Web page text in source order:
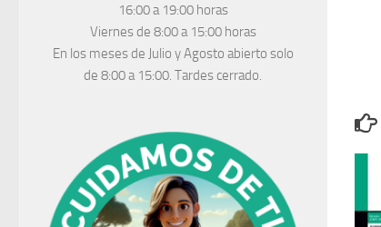
16:00 a 19:00 horas
Viernes de 8:00 a 15:00 horas
En los meses de Julio y Agosto abierto solo
de 8:00 a 15:00. Tardes cerrado.